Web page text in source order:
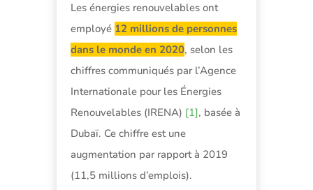
Les énergies renouvelables ont
employé 12 millions de personnes
dans le monde en 2020, selon les
chiffres communiqués par l’Agence
Internationale pour les Énergies
Renouvelables (IRENA) [1], basée à
Dubaï. Ce chiffre est une
augmentation par rapport à 2019
(11,5 millions d’emplois).